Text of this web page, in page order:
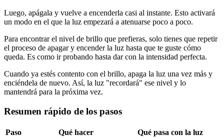
Luego, apágala y vuelve a encenderla casi al instante. Esto activará
un modo en el que la luz empezará a atenuarse poco a poco.
Para encontrar el nivel de brillo que prefieras, solo tienes que repetir
el proceso de apagar y encender la luz hasta que te guste cómo
queda. Es como ir probando hasta dar con la intensidad perfecta.
Cuando ya estés contento con el brillo, apaga la luz una vez más y
enciéndela de nuevo. Así, la luz "recordará" ese nivel y lo
mantendrá para la próxima vez.
Resumen rápido de los pasos
Paso Qué hacer
Qué pasa con la luz